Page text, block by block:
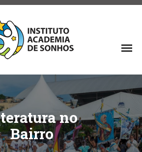
no
Bairro